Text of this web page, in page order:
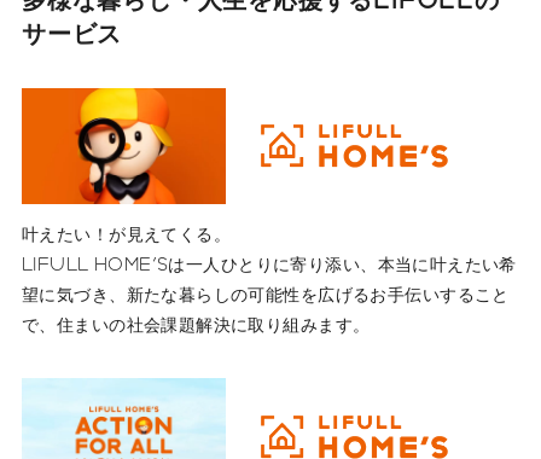
サービス
叶えたい！が見えてくる。
LIFULL HOME'Sは一人ひとりに寄り添い、本当に叶えたい希
望に気づき、新たな暮らしの可能性を広げるお手伝いすること
で、住まいの社会課題解決に取り組みます。